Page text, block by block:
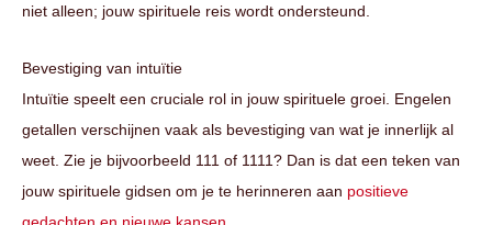
niet alleen; jouw spirituele reis wordt ondersteund.
Bevestiging van intuïtie
Intuïtie speelt een cruciale rol in jouw spirituele groei. Engelen
getallen verschijnen vaak als bevestiging van wat je innerlijk al
weet. Zie je bijvoorbeeld 111 of 1111? Dan is dat een teken van
jouw spirituele gidsen om je te herinneren aan positieve